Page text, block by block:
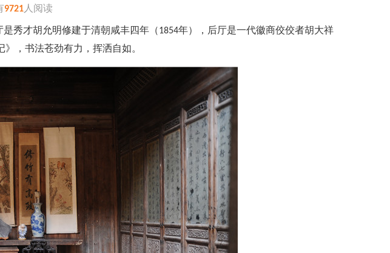
9721人阅读
秀才胡允明修建于清朝咸丰四年（1854年），后厅是一代徽商佼佼者胡大祥
，书法苍劲有力，挥洒自如。